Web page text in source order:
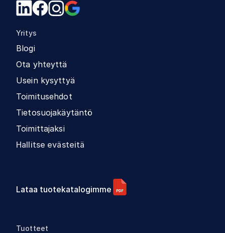
Yritys
Blogi
Ota yhteyttä
Usein kysyttyä
Toimitusehdot
Tietosuojakäytäntö
Toimittajaksi
Hallitse evästeitä
Lataa tuotekatalogimme
Tuotteet